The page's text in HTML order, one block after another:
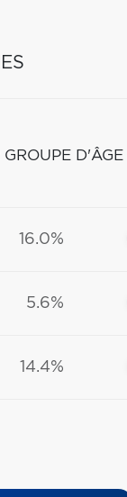
D'ÂGE
16.0%
5.6%
14.4%